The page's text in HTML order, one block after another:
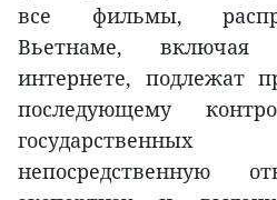
все фильмы,
Вьетнаме,
интернете, подлежат
последующему
непосредственную